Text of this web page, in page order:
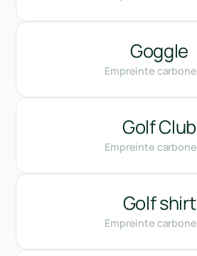
Goggle
Empreinte carbone
Golf Club
Empreinte carbone
Golf shirt
Empreinte carbone